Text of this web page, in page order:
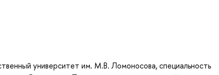
университет им. М.В. Ломоносова, специальность